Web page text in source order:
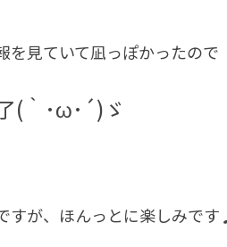
を見ていて凪っぽかったので
(｀･ω･´)ゞ
すが、ほんっとに楽しみです